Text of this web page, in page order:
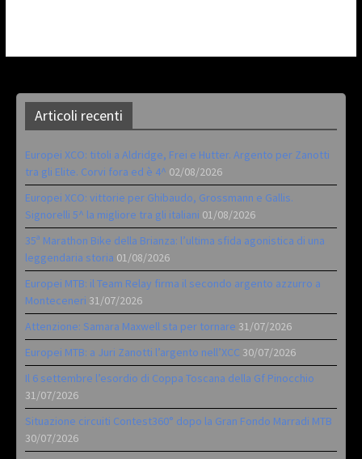
Articoli recenti
Europei XCO: titoli a Aldridge, Frei e Hutter. Argento per Zanotti
tra gli Elite. Corvi fora ed è 4^ 02/08/2026
Europei XCO: vittorie per Ghibaudo, Grossmann e Gallis.
Signorelli 5^ la migliore tra gli italiani 01/08/2026
35ª Marathon Bike della Brianza: l’ultima sfida agonistica di una
leggendaria storia 01/08/2026
Europei MTB: il Team Relay firma il secondo argento azzurro a
Monteceneri 31/07/2026
Attenzione: Samara Maxwell sta per tornare 31/07/2026
Europei MTB: a Juri Zanotti l’argento nell’XCC 30/07/2026
Il 6 settembre l’esordio di Coppa Toscana della Gf Pinocchio
31/07/2026
Situazione circuiti Contest360° dopo la Gran Fondo Marradi MTB
30/07/2026